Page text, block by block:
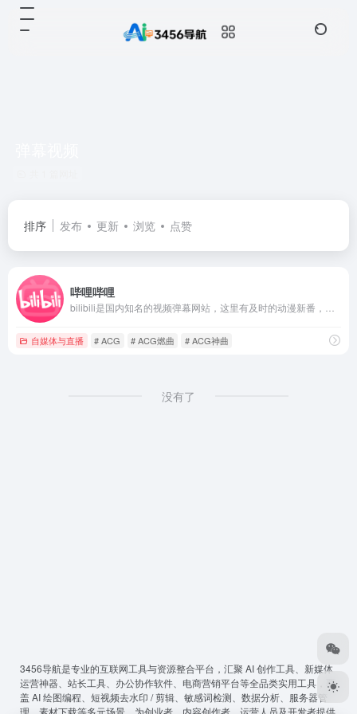
排序 发布 更新 浏览 点赞
哔哩哔哩
自媒体与直播 # ACG # ACG燃曲 # ACG神曲
没有了
3456导航是专业的互联网工具与资源整合平台，汇聚 AI 创作工具、新媒体
运营神器、站长工具、办公协作软件、电商营销平台等全品类实用工具，覆
盖 AI 绘图编程、短视频去水印 / 剪辑、敏感词检测、数据分析、服务器管
理、素材下载等多元场景，为创业者、内容创作者、运营人员及开发者提供